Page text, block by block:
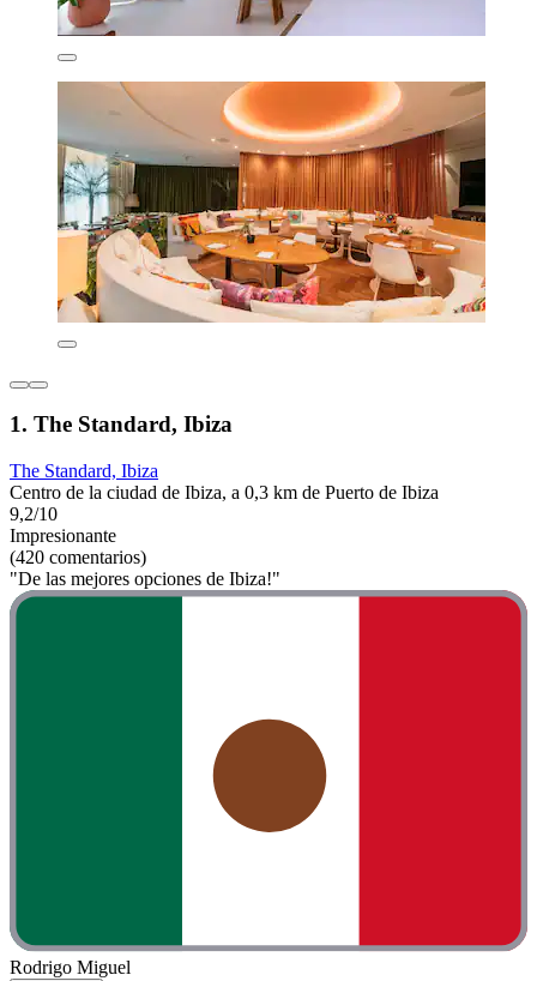
1. The Standard, Ibiza
The Standard, Ibiza
Centro de la ciudad de Ibiza, a 0,3 km de Puerto de Ibiza
9,2/10
Impresionante
(420 comentarios)
"De las mejores opciones de Ibiza!"
Rodrigo Miguel